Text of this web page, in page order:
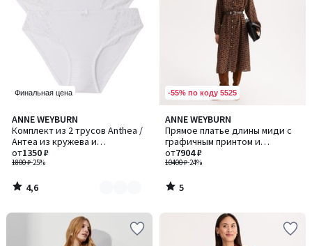
Финальная цена
ANNE WEYBURN
Комплект из 2 трусов Anthea /
Антеа из кружева и
микрофибры
1800 ₽-25%
от1350 ₽
4,6
/ 5
Количество
цветов:
3
4,6
/
-55% по коду 5525
ANNE WEYBURN
Прямое платье длины миди с
графичным принтом и
длинными рукавами
10400 ₽-24%
от7904 ₽
5
/
5
5
/